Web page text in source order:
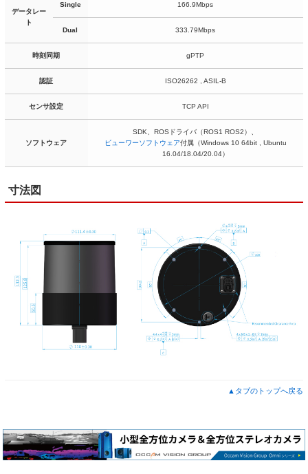
データレー
ト
Single 166.9Mbps
Dual 333.79Mbps
時刻同期 gPTP
認証 ISO26262 , ASIL-B
センサ設定 TCP API
ソフトウェア
SDK、ROSドライバ（ROS1 ROS2）、
ビューワーソフトウェア付属（Windows 10 64bit , Ubuntu
16.04/18.04/20.04）
寸法図
▲タブのトップへ戻る